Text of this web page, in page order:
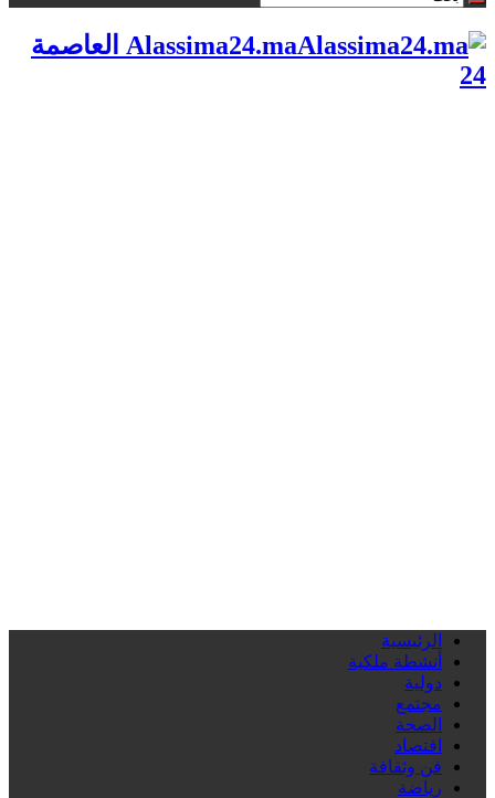
Alassima24.ma العاصمة
24
الرئيسية
أنشطة ملكية
دولية
مجتمع
الصحة
اقتصاد
فن وثقافة
رياضة